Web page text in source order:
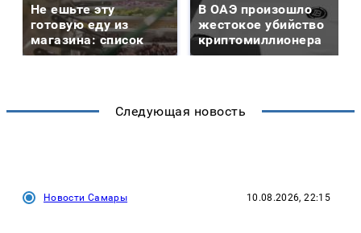
Не ешьте эту
готовую еду из
магазина: список
В ОАЭ произошло
жестокое убийство
криптомиллионера
Следующая новость
Новости Самары 10.08.2026, 22:15